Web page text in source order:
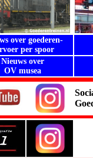
over goederen-
per spoor
Nieuws over
OV musea